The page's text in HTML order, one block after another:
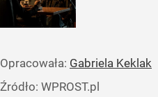
Opracowała: Gabriela Keklak
Źródło: WPROST.pl